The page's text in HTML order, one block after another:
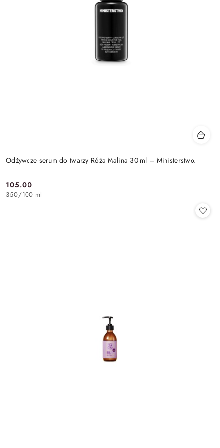
Odżywcze serum do twarzy Róża Malina 30 ml – Ministerstwo.
Cena:
105.00
350/100 ml